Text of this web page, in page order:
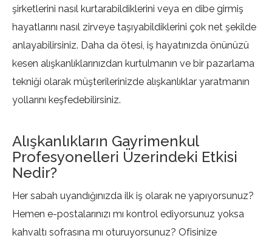
şirketlerini nasıl kurtarabildiklerini veya en dibe girmiş
hayatlarını nasıl zirveye taşıyabildiklerini çok net şekilde
anlayabilirsiniz. Daha da ötesi, iş hayatınızda önünüzü
kesen alışkanlıklarınızdan kurtulmanın ve bir pazarlama
tekniği olarak müşterilerinizde alışkanlıklar yaratmanın
yollarını keşfedebilirsiniz.
Alışkanlıkların Gayrimenkul
Profesyonelleri Üzerindeki Etkisi
Nedir?
Her sabah uyandığınızda ilk iş olarak ne yapıyorsunuz?
Hemen e-postalarınızı mı kontrol ediyorsunuz yoksa
kahvaltı sofrasına mı oturuyorsunuz? Ofisinize